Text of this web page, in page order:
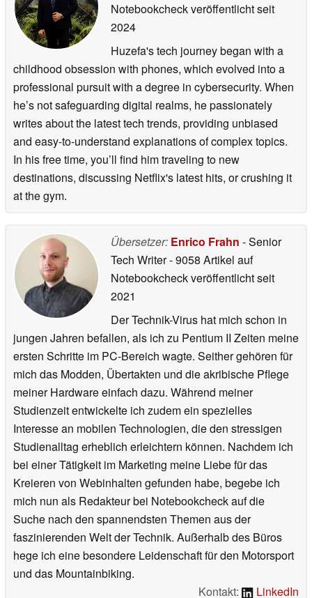
Notebookcheck veröffentlichtseit
2024
Huzefa's tech journey began with a
childhood obsession with phones, which evolved into a
professional pursuit with a degree in cybersecurity. When
he’s not safeguarding digital realms, he passionately
writes about the latest tech trends, providing unbiased
and easy-to-understand explanations of complex topics.
In his free time, you’ll find him traveling to new
destinations, discussing Netflix's latest hits, or crushing it
at the gym.
Übersetzer: Enrico Frahn - Senior
Tech Writer- 9058 Artikel auf
Notebookcheck veröffentlichtseit
2021
Der Technik-Virus hat mich schon in
jungen Jahren befallen, als ich zu Pentium II Zeiten meine
ersten Schritte im PC-Bereich wagte. Seither gehören für
mich das Modden, Übertakten und die akribische Pflege
meiner Hardware einfach dazu. Während meiner
Studienzeit entwickelte ich zudem ein spezielles
Interesse an mobilen Technologien, die den stressigen
Studienalltag erheblich erleichtern können. Nachdem ich
bei einer Tätigkeit im Marketing meine Liebe für das
Kreieren von Webinhalten gefunden habe, begebe ich
mich nun als Redakteur bei Notebookcheck auf die
Suche nach den spannendsten Themen aus der
faszinierenden Welt der Technik. Außerhalb des Büros
hege ich eine besondere Leidenschaft für den Motorsport
und das Mountainbiking.
Kontakt:
LinkedIn